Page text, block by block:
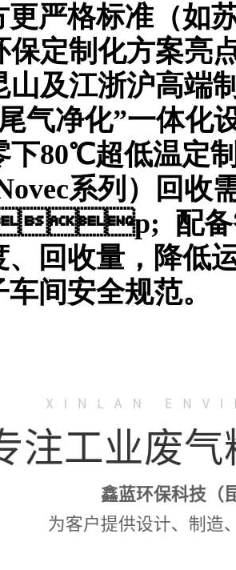
严格标准（如
定制化方案亮
及江浙沪高端
气净化”一体化
下80℃超低温定
系列）回收
配备智
、回收量，降低
安全规范。